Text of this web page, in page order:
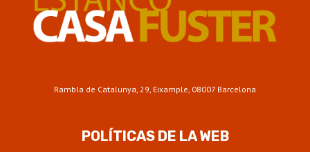
Rambla de Catalunya, 29, Eixample, 08007 Barcelona
POLÍTICAS DE LA WEB